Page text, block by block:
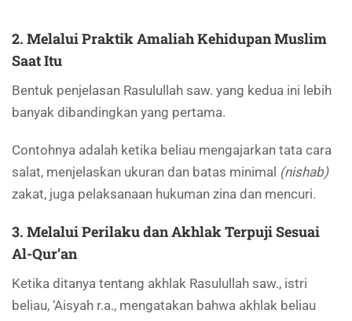
2. Melalui Praktik Amaliah Kehidupan Muslim
Saat Itu
Bentuk penjelasan Rasulullah saw. yang kedua ini lebih
banyak dibandingkan yang pertama.
Contohnya adalah ketika beliau mengajarkan tata cara
salat, menjelaskan ukuran dan batas minimal (nishab)
zakat, juga pelaksanaan hukuman zina dan mencuri.
3. Melalui Perilaku dan Akhlak Terpuji Sesuai
Al-Qur’an
Ketika ditanya tentang akhlak Rasulullah saw., istri
beliau, ‘Aisyah r.a., mengatakan bahwa akhlak beliau